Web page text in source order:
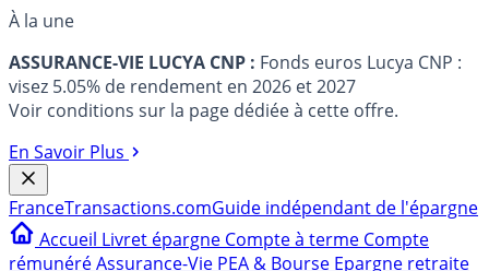
À la une
ASSURANCE-VIE LUCYA CNP : Fonds euros Lucya CNP :
visez 5.05% de rendement en 2026 et 2027
Voir conditions sur la page dédiée à cette offre.
En Savoir Plus
FranceTransactions.comGuide indépendant de l'épargne
Accueil Livret épargne Compte à terme Compte
rémunéréAssurance-Vie PEA & Bourse Epargne retraite